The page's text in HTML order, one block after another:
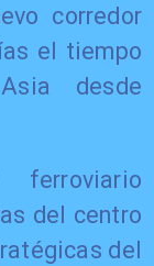
corredor
el tiempo
desde
del centro
del